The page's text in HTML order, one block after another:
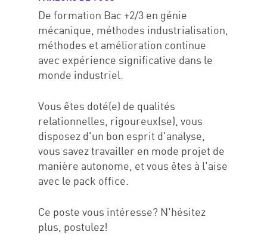
De formation Bac +2/3 en génie
mécanique, méthodes industrialisation,
méthodes et amélioration continue
avec expérience significative dans le
monde industriel.
Vous êtes doté(e) de qualités
relationnelles, rigoureux(se), vous
disposez d'un bon esprit d'analyse,
vous savez travailler en mode projet de
manière autonome, et vous êtes à l'aise
avec le pack office.
Ce poste vous intéresse? N'hésitez
plus, postulez!
Contact